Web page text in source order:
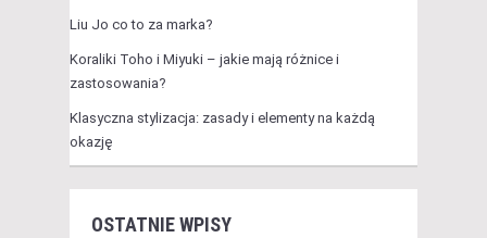
Liu Jo co to za marka?
Koraliki Toho i Miyuki – jakie mają różnice i
zastosowania?
Klasyczna stylizacja: zasady i elementy na każdą
okazję
OSTATNIE WPISY